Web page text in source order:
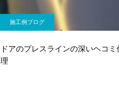
施工例ブログ
ドアのプレスラインの深いヘコミ
理